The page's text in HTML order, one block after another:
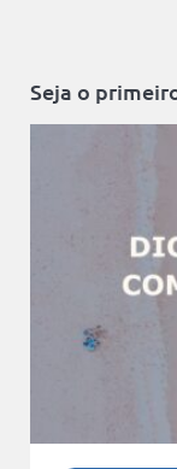
Seja o